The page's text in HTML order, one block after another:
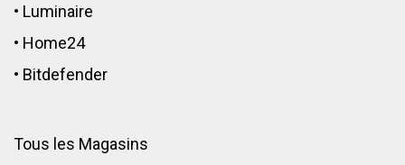
• Luminaire
• Home24
• Bitdefender
Tous les Magasins